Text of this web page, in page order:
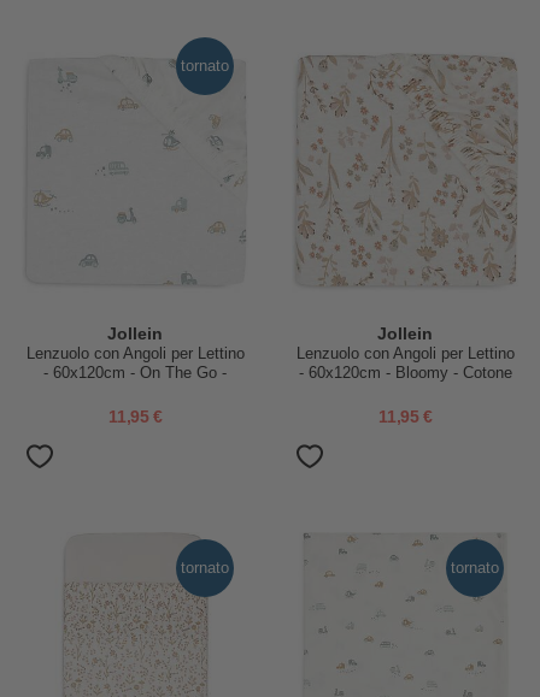
tornato
Jollein
Lenzuolo con Angoli per Lettino
- 60x120cm - On The Go -
11,95 €
Jollein
Lenzuolo con Angoli per Lettino
- 60x120cm - Bloomy - Cotone
11,95 €
tornato tornato